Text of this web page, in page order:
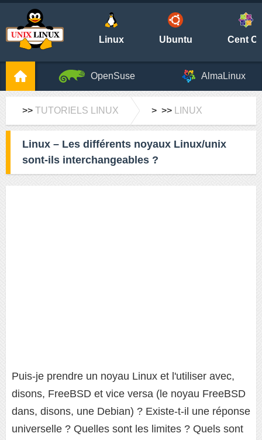
Linux Ubuntu Cent
OpenSuse AlmaLinux
>> TUTORIELS LINUX > >> LINUX
Linux – Les différents noyaux Linux/unix
sont-ils interchangeables ?
Puis-je prendre un noyau Linux et l'utiliser avec,
disons, FreeBSD et vice versa (le noyau FreeBSD
dans, disons, une Debian) ? Existe-t-il une réponse
universelle ? Quelles sont les limites ? Quels sont